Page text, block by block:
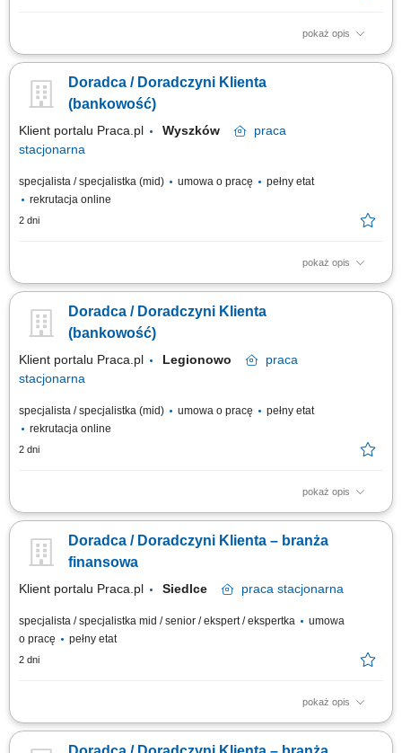
pokaż opis
obsługa klientów; utrzymywanie dobrych relacji z klientami; realizacja
firm;
Doradca / Doradczyni Klienta
(bankowość)
Klient portalu Praca.pl Wyszków
praca
stacjonarna
specjalista / specjalistka (mid) umowa o pracę
pełny etat
rekrutacja online
2 dni
pokaż opis
obsługa klientów; utrzymywanie dobrych relacji z klientami; realizacja
firm;
Doradca / Doradczyni Klienta
(bankowość)
Klient portalu Praca.pl Legionowo
praca
stacjonarna
specjalista / specjalistka (mid) umowa o pracę
pełny etat
rekrutacja online
2 dni
pokaż opis
obsługa klientów; utrzymywanie dobrych relacji z klientami; realizacja
firm;
Doradca / Doradczyni Klienta – branża
finansowa
Klient portalu Praca.pl Siedlce praca stacjonarna
specjalista / specjalistka mid / senior / ekspert / ekspertka
umowa
o pracę
pełny etat
2 dni
pokaż opis
Aktywne pozyskiwanie klientów i budowanie z nimi długofalowych relacji.